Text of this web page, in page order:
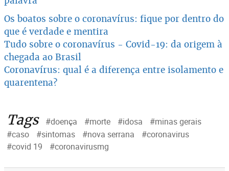
Os boatos sobre o coronavírus: fique por dentro do
que é verdade e mentira
Tudo sobre o coronavírus - Covid-19: da origem à
chegada ao Brasil
Coronavírus: qual é a diferença entre isolamento e
quarentena?
Tags #doença #morte #idosa
#minas gerais
#caso
#sintomas #nova serrana
#coronavirus
#covid 19
#coronavirusmg